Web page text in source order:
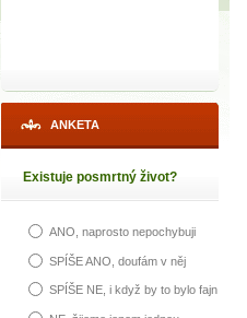
ANKETA
Existuje posmrtný život?
ANO, naprosto nepochybuji
SPÍŠE ANO, doufám v něj
SPÍŠE NE, i když by to bylo fajn